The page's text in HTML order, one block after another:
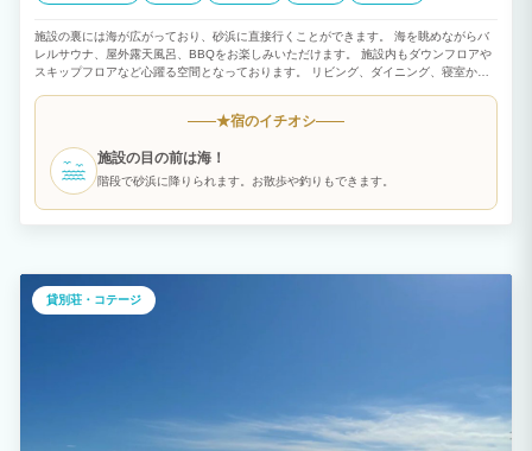
施設の裏には海が広がっており、砂浜に直接行くことができます。 海を眺めながらバ
レルサウナ、屋外露天風呂、BBQをお楽しみいただけます。 施設内もダウンフロアや
スキップフロアなど心躍る空間となっております。 リビング、ダイニング、寝室から
★宿のイチオシ
施設の目の前は海！
階段で砂浜に降りられます。お散歩や釣りもできます。
貸別荘・コテージ